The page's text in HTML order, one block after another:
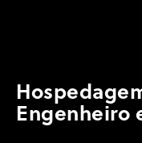
Engenheiro